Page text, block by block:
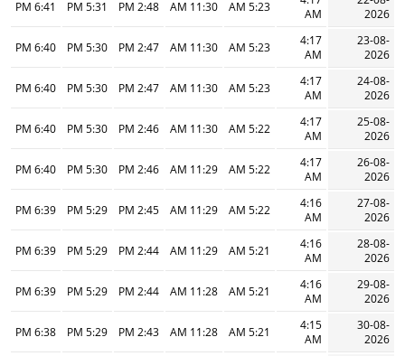
2026
AM
5:23 AM
11:30 AM
2:48 PM
5:31 PM
6:41 PM
23-08-
2026
4:17
AM
5:23 AM
11:30 AM
2:47 PM
5:30 PM
6:40 PM
24-08-
2026
4:17
AM
5:23 AM
11:30 AM
2:47 PM
5:30 PM
6:40 PM
25-08-
2026
4:17
AM
5:22 AM
11:30 AM
2:46 PM
5:30 PM
6:40 PM
26-08-
2026
4:17
AM
5:22 AM
11:29 AM
2:46 PM
5:30 PM
6:40 PM
27-08-
2026
4:16
AM
5:22 AM
11:29 AM
2:45 PM
5:29 PM
6:39 PM
28-08-
2026
4:16
AM
5:21 AM
11:29 AM
2:44 PM
5:29 PM
6:39 PM
29-08-
2026
4:16
AM
5:21 AM
11:28 AM
2:44 PM
5:29 PM
6:39 PM
30-08-
2026
4:15
AM
5:21 AM
11:28 AM
2:43 PM
5:29 PM
6:38 PM